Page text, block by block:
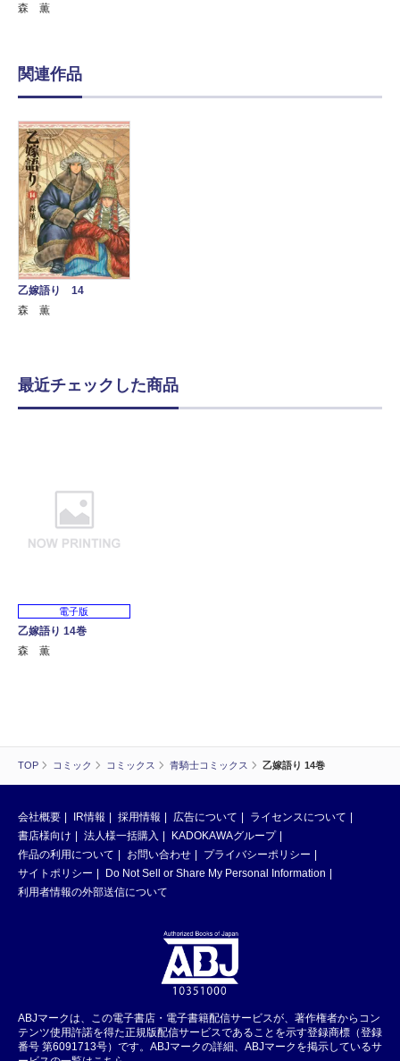
TOP コミック コミックス 青騎士コミックス 乙嫁語り 14巻
森 薫
関連作品
乙嫁語り 14
森 薫
最近チェックした商品
電子版
乙嫁語り 14巻
森 薫
会社概要 IR情報 採用情報 広告について
ライセンスについて
書店様向け
法人様一括購入
KADOKAWAグループ
作品の利用について
お問い合わせ
プライバシーポリシー
サイトポリシー
Do Not Sell or Share My Personal Information
利用者情報の外部送信について
ABJマークは、この電子書店・電子書籍配信サービスが、著作権者からコン
テンツ使用許諾を得た正規版配信サービスであることを示す登録商標（登録
番号 第6091713号）です。ABJマークの詳細、ABJマークを掲示しているサ